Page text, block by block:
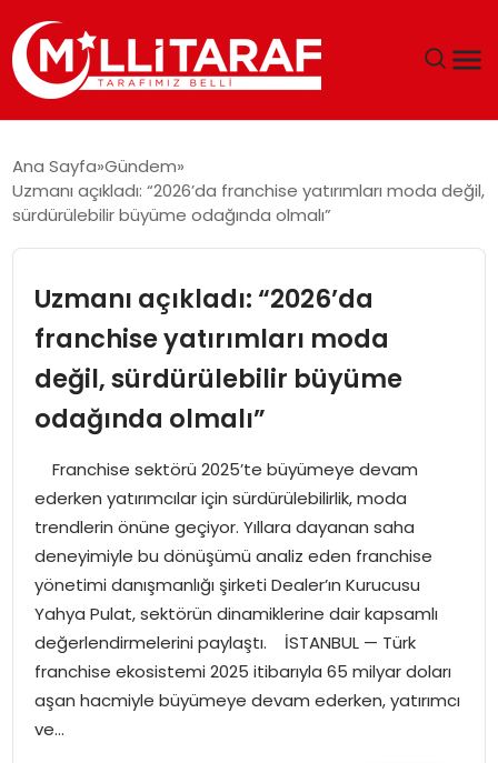
ÖZEL SAYFALAR
SPOR
SIYASET
MAGAZIN
Ana Sayfa Gündem
Uzmanı açıkladı: “2026’da franchise yatırımları moda değil,
sürdürülebilir büyüme odağında olmalı”
Uzmanı açıkladı: “2026’da
franchise yatırımları moda
değil, sürdürülebilir büyüme
odağında olmalı”
Franchise sektörü 2025’te büyümeye devam
ederken yatırımcılar için sürdürülebilirlik, moda
trendlerin önüne geçiyor. Yıllara dayanan saha
deneyimiyle bu dönüşümü analiz eden franchise
yönetimi danışmanlığı şirketi Dealer’ın Kurucusu
Yahya Pulat, sektörün dinamiklerine dair kapsamlı
değerlendirmelerini paylaştı. İSTANBUL — Türk
franchise ekosistemi 2025 itibarıyla 65 milyar doları
aşan hacmiyle büyümeye devam ederken, yatırımcı
ve…